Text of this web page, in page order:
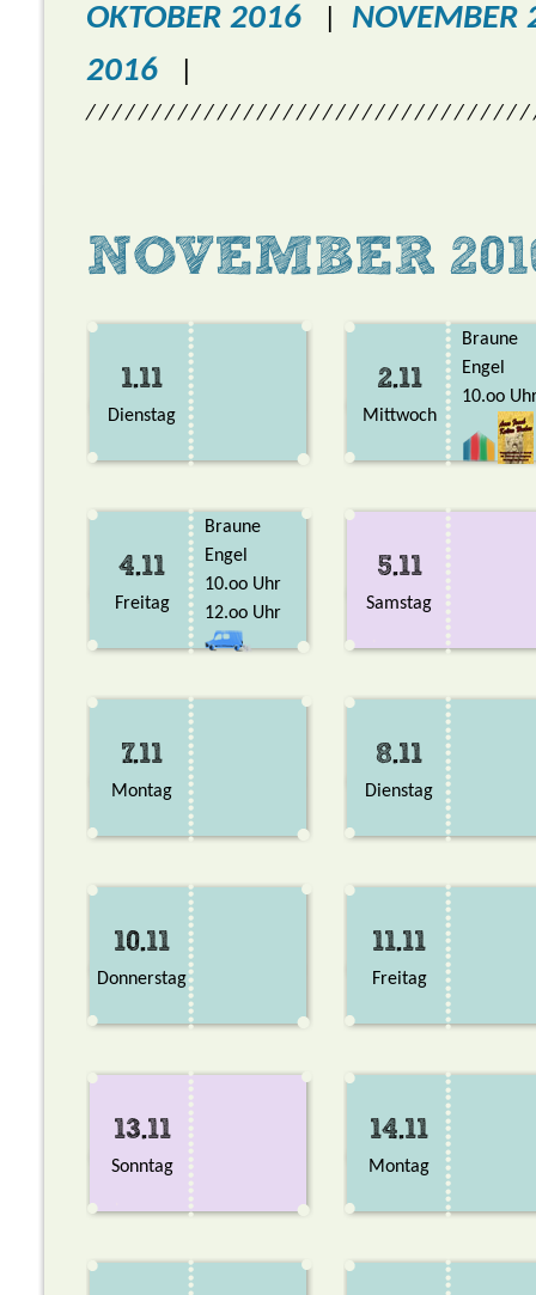
OKTOBER 2016
NOVEMBER
2016
/ / / / / / / / / / / / / / / / / / / / / / / / / / / / / / / / /
NOVEMBER
1.11
Dienstag
2.11
Mittwoch
Braune
Engel
10.oo
4.11
Freitag
Braune
Engel
10.oo Uhr
12.oo Uhr
5.11
Samstag
7.11
Montag
8.11
Dienstag
10.11
Donnerstag
11.11
Freitag
13.11
Sonntag
14.11
Montag